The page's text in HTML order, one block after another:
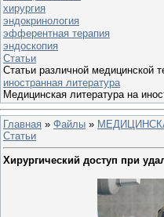
хирургия
эндокринология
эфферентная терапия
эндоскопия
Статьи
Статьи различной медицинской
иностранная литература
Медицинская литература на
Главная » Файлы »
Статьи
Хирургический доступ при